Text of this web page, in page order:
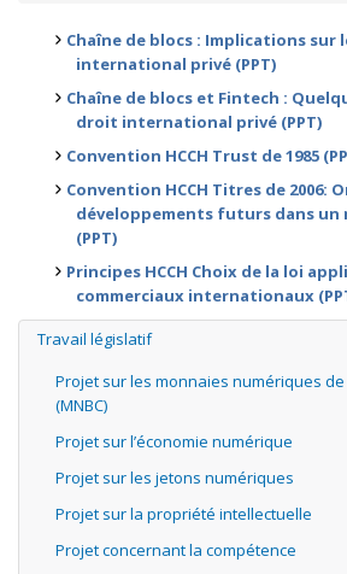
Chaîne de blocs : Implications sur
international privé (PPT)
Chaîne de blocs et Fintech :
droit international privé (PPT)
Convention HCCH Trust de 1985
Convention HCCH Titres de 2006:
développements futurs dans un
(PPT)
Principes HCCH Choix de la loi
commerciaux internationaux
Travail législatif
Projet sur les monnaies numériques
(MNBC)
Projet sur l’économie numérique
Projet sur les jetons numériques
Projet sur la propriété intellectuelle
Projet concernant la compétence